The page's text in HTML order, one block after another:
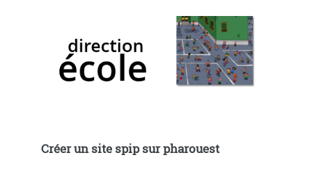
Créer un site spip sur pharouest